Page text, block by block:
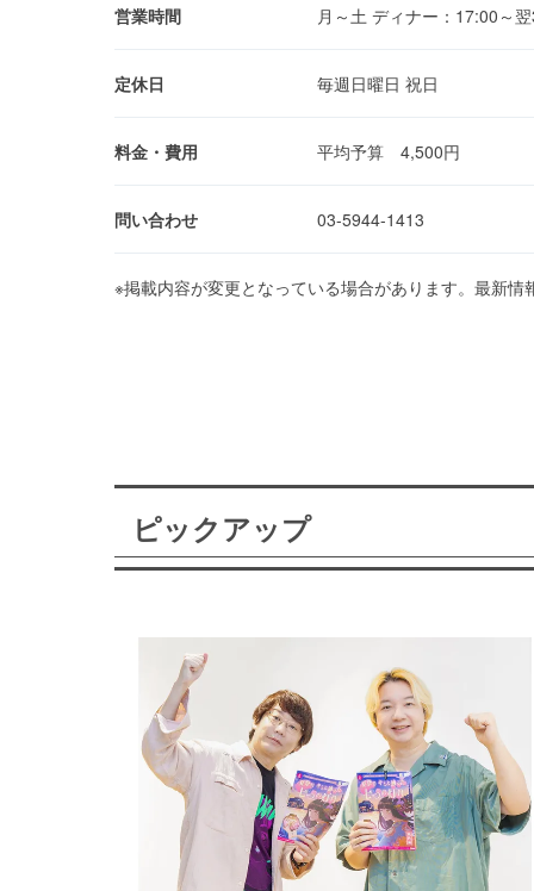
営業時間 月～土 ディナー：17:00～
定休日 毎週日曜日 祝日
料金・費用 平均予算 4,500円
問い合わせ 03-5944-1413
※掲載内容が変更となっている場合があります。最新
ピックアップ